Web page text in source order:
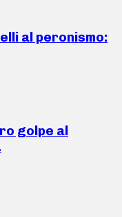
al peronismo:
golpe al